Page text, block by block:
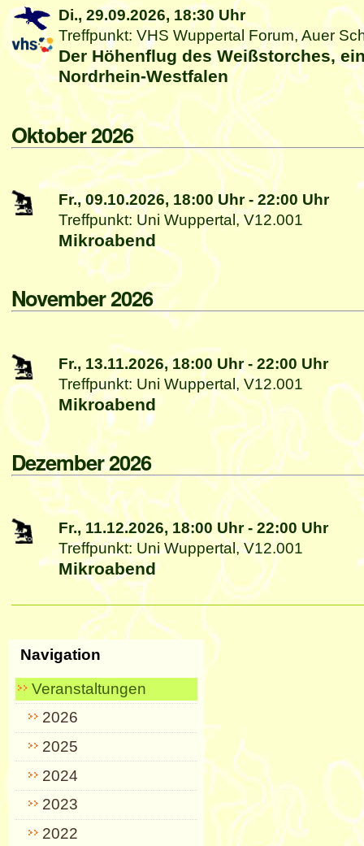
Di., 29.09.2026, 18:30 Uhr
Treffpunkt: VHS Wuppertal Forum, Auer
Der Höhenflug des Weißstorches,
Nordrhein-Westfalen
Oktober 2026
Fr., 09.10.2026, 18:00 Uhr- 22:00 Uhr
Treffpunkt: Uni Wuppertal, V12.001
Mikroabend
November 2026
Fr., 13.11.2026, 18:00 Uhr- 22:00 Uhr
Treffpunkt: Uni Wuppertal, V12.001
Mikroabend
Dezember 2026
Fr., 11.12.2026, 18:00 Uhr- 22:00 Uhr
Treffpunkt: Uni Wuppertal, V12.001
Mikroabend
Navigation
Veranstaltungen
2026
2025
2024
2023
2022